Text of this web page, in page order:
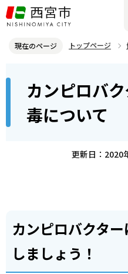
こ
の
ジ
頭
現在のページ トップページ
カンピロバクターによる食中毒につ
カンピロバ
毒について
更新日：2020
カンピロバクタ
しましょう！